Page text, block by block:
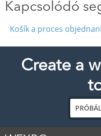
Kapcsolódó
Košík a proces
Create a